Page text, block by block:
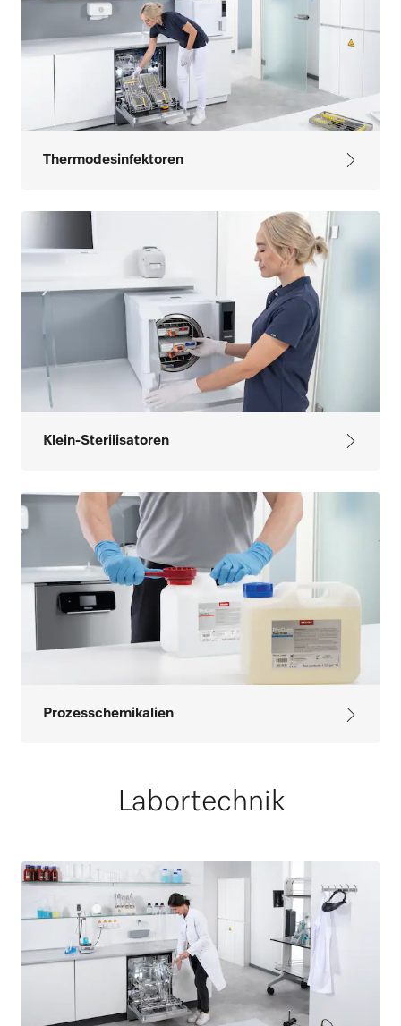
Thermodesinfektoren
Klein-Sterilisatoren
Prozesschemikalien
Labortechnik